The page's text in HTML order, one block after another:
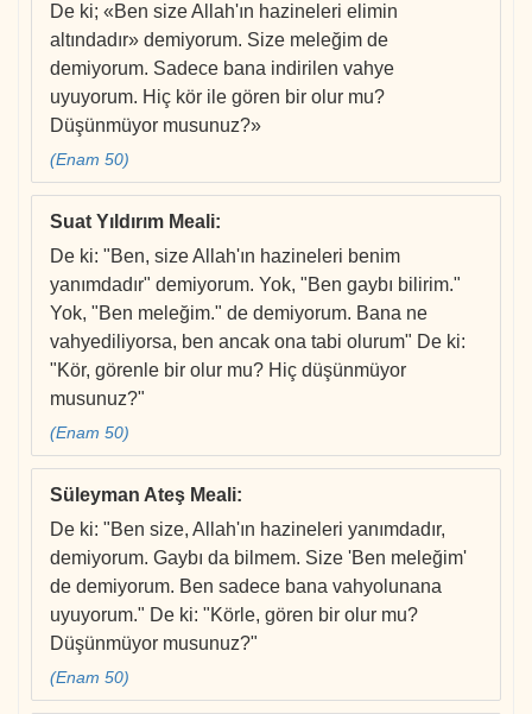
De ki; «Ben size Allah'ın hazineleri elimin
altındadır» demiyorum. Size meleğim de
demiyorum. Sadece bana indirilen vahye
uyuyorum. Hiç kör ile gören bir olur mu?
Düşünmüyor musunuz?»
(Enam 50)
Suat Yıldırım Meali:
De ki: "Ben, size Allah'ın hazineleri benim
yanımdadır" demiyorum. Yok, "Ben gaybı bilirim."
Yok, "Ben meleğim." de demiyorum. Bana ne
vahyediliyorsa, ben ancak ona tabi olurum" De ki:
"Kör, görenle bir olur mu? Hiç düşünmüyor
musunuz?"
(Enam 50)
Süleyman Ateş Meali:
De ki: "Ben size, Allah'ın hazineleri yanımdadır,
demiyorum. Gaybı da bilmem. Size 'Ben meleğim'
de demiyorum. Ben sadece bana vahyolunana
uyuyorum." De ki: "Körle, gören bir olur mu?
Düşünmüyor musunuz?"
(Enam 50)